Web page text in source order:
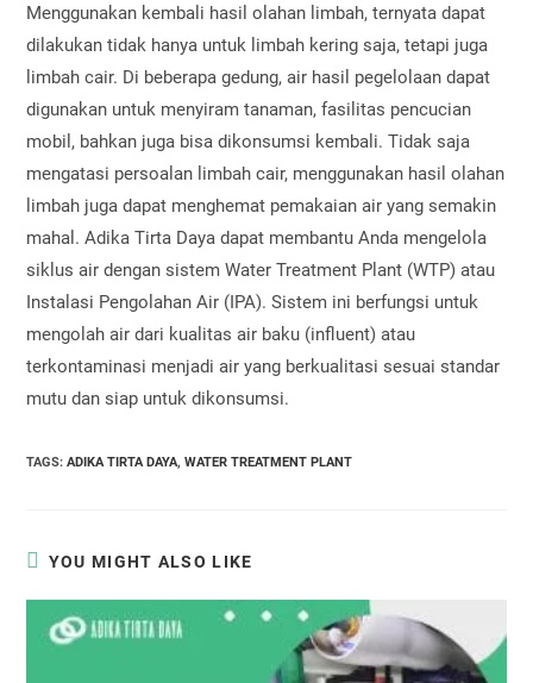
Menggunakan kembali hasil olahan limbah, ternyata dapat
dilakukan tidak hanya untuk limbah kering saja, tetapi juga
limbah cair. Di beberapa gedung, air hasil pegelolaan dapat
digunakan untuk menyiram tanaman, fasilitas pencucian
mobil, bahkan juga bisa dikonsumsi kembali. Tidak saja
mengatasi persoalan limbah cair, menggunakan hasil olahan
limbah juga dapat menghemat pemakaian air yang semakin
mahal. Adika Tirta Daya dapat membantu Anda mengelola
siklus air dengan sistem Water Treatment Plant (WTP) atau
Instalasi Pengolahan Air (IPA). Sistem ini berfungsi untuk
mengolah air dari kualitas air baku (influent) atau
terkontaminasi menjadi air yang berkualitasi sesuai standar
mutu dan siap untuk dikonsumsi.
TAGS:ADIKA TIRTA DAYA, WATER TREATMENT PLANT
YOU MIGHT ALSO LIKE